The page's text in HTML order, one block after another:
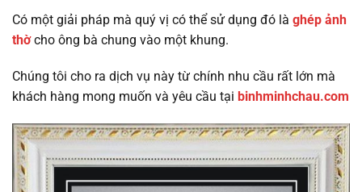
Có một giải pháp mà quý vị có thể sử dụng đó là ghép ảnh
thờcho ông bà chung vào một khung.
Chúng tôi cho ra dịch vụ này từ chính nhu cầu rất lớn mà
khách hàng mong muốn và yêu cầu tại binhminhchau.com